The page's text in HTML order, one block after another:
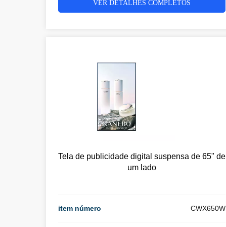
VER DETALHES COMPLETOS
Tela de publicidade digital suspensa de 65" de
um lado
item número CWX650W